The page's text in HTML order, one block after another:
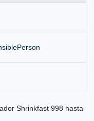
Shrinkfast 998 hasta